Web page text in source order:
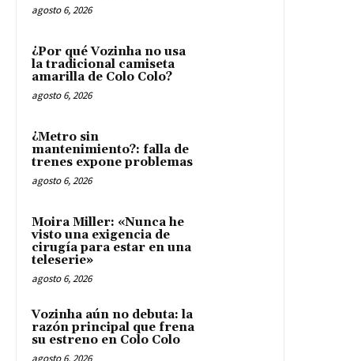
agosto 6, 2026
¿Por qué Vozinha no usa
la tradicional camiseta
amarilla de Colo Colo?
agosto 6, 2026
¿Metro sin
mantenimiento?: falla de
trenes expone problemas
agosto 6, 2026
Moira Miller: «Nunca he
visto una exigencia de
cirugía para estar en una
teleserie»
agosto 6, 2026
Vozinha aún no debuta: la
razón principal que frena
su estreno en Colo Colo
agosto 6, 2026